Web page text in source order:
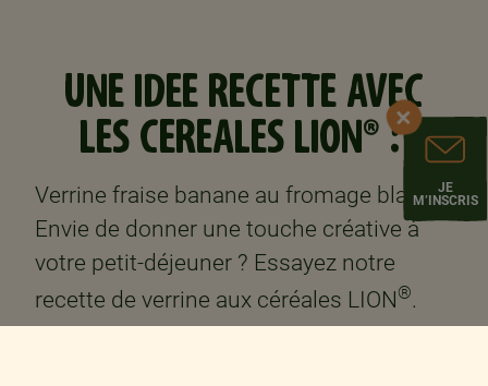
UNE IDEE RECETTE AVEC
LES CEREALES LION® :
Verrine fraise banane au fromage blanc ​
Envie de donner une touche créative à
votre petit-déjeuner ? Essayez notre
recette de verrine aux céréales LION®.​
​
JE
M’INSCRIS